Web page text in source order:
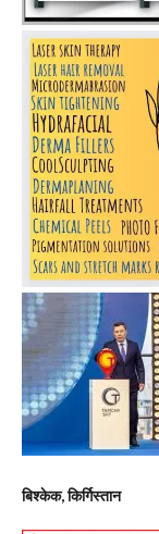
बिश्केक, किर्गिस्तान